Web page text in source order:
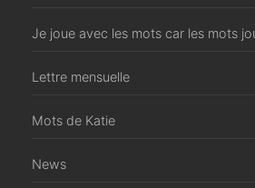
Je joue avec les mots car les mots
Lettre mensuelle
Mots de Katie
News